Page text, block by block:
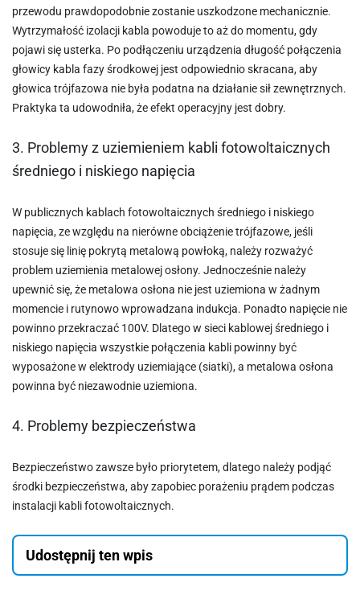
przewodu prawdopodobnie zostanie uszkodzone mechanicznie.
Wytrzymałość izolacji kabla powoduje to aż do momentu, gdy
pojawi się usterka. Po podłączeniu urządzenia długość połączenia
głowicy kabla fazy środkowej jest odpowiednio skracana, aby
głowica trójfazowa nie była podatna na działanie sił zewnętrznych.
Praktyka ta udowodniła, że efekt operacyjny jest dobry.
3. Problemy z uziemieniem kabli fotowoltaicznych
średniego i niskiego napięcia
W publicznych kablach fotowoltaicznych średniego i niskiego
napięcia, ze względu na nierówne obciążenie trójfazowe, jeśli
stosuje się linię pokrytą metalową powłoką, należy rozważyć
problem uziemienia metalowej osłony. Jednocześnie należy
upewnić się, że metalowa osłona nie jest uziemiona w żadnym
momencie i rutynowo wprowadzana indukcja. Ponadto napięcie nie
powinno przekraczać 100V. Dlatego w sieci kablowej średniego i
niskiego napięcia wszystkie połączenia kabli powinny być
wyposażone w elektrody uziemiające (siatki), a metalowa osłona
powinna być niezawodnie uziemiona.
4. Problemy bezpieczeństwa
Bezpieczeństwo zawsze było priorytetem, dlatego należy podjąć
środki bezpieczeństwa, aby zapobiec porażeniu prądem podczas
instalacji kabli fotowoltaicznych.
Udostępnij ten wpis